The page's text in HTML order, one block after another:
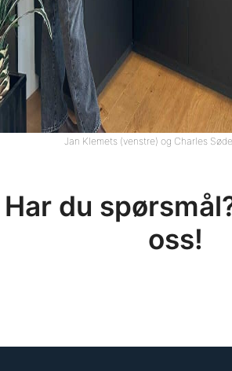
Jan Klemets (venstre) og Charles
Har du
oss!